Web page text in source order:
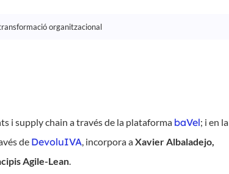
organitzacional
i supply chain a través de la plataforma baVel; i en la
de DevoluIVA, incorpora aXavier Albaladejo,
Agile-Lean.